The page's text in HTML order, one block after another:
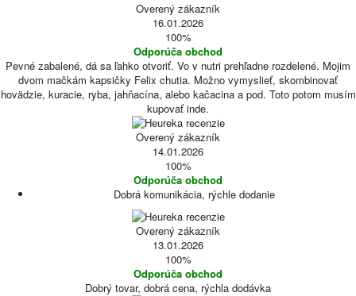
Overený zákazník
16.01.2026
100%
Odporúča obchod
Pevné zabalené, dá sa ľahko otvoriť. Vo v nutri prehľadne rozdelené. Mojim
dvom mačkám kapsičky Felix chutia. Možno vymyslieť, skombinovať
hovädzie, kuracie, ryba, jahňacína, alebo kačacina a pod. Toto potom musím
kupovať inde.
Overený zákazník
14.01.2026
100%
Odporúča obchod
Dobrá komunikácia, rýchle dodanie
Overený zákazník
13.01.2026
100%
Odporúča obchod
Dobrý tovar, dobrá cena, rýchla dodávka